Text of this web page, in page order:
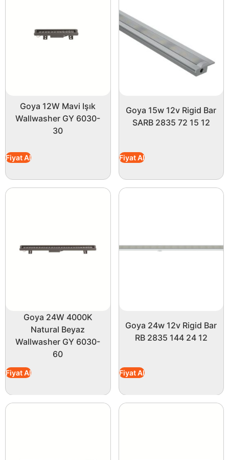
Goya 12W Mavi Işık
Wallwasher GY 6030-
30
Fiyat Al
Goya 15w 12v Rigid Bar
SARB 2835 72 15 12
Fiyat Al
Goya 24W 4000K
Natural Beyaz
Wallwasher GY 6030-
60
Fiyat Al
Goya 24w 12v Rigid Bar
RB 2835 144 24 12
Fiyat Al